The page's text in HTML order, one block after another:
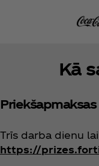
Kā
Trīs darba dienu
https://